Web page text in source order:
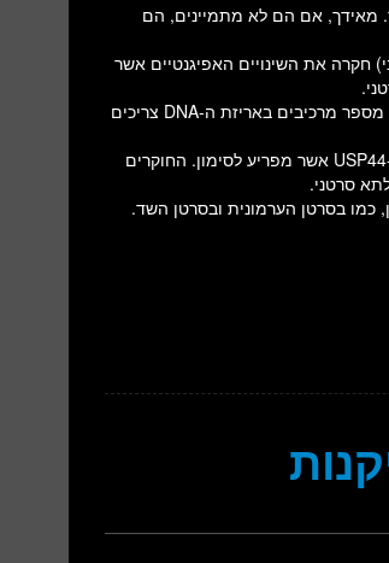
מאידך, אם הם לא מתמיינים, הם
חקרה את השינויים האפיגנטיים אשר
החוקרים מצאו שעל מנת שתופעל קבוצת גנים ארוכה, אשר תביא להתמיינות נכונה של התא, מספר מרכיבים באריזת ה-DNA צריכים
הצלחת תיוג זה קשורה בפעילותם של שני אנזימים- RNF20 אשר מגביר את התיוג של התג ו-USP44 אשר מפריע לסימון. החוקרים
סרטני.
כמו בסרטן הערמונית ובסרטן השד.